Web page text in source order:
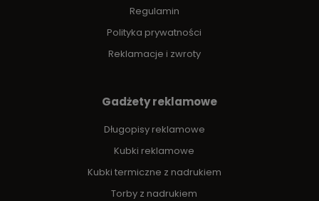
Regulamin
Polityka prywatności
Reklamacje i zwroty
Gadżety reklamowe
Długopisy reklamowe
Kubki reklamowe
Kubki termiczne z nadrukiem
Torby z nadrukiem